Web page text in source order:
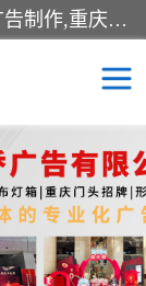
重庆润乔广告有限公司是一家集重庆广告制作,重庆标识标牌,亚克力发光字,led发光字,树脂发光字,超薄灯箱,拉布灯箱,吸塑灯箱,门头招牌,企业形象墙,写真喷绘,x展架,拉网展架,广告展架,条幅,锦旗设计,制作,施工,维护为一体的专业化广告公司.